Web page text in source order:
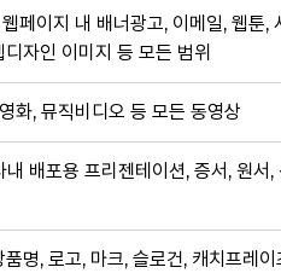
페이지 내 배너광고, 이메일, 웹툰,
자인 이미지 등 모든 범위
화, 뮤직비디오 등 모든 동영상
내 배포용 프리젠테이션, 증서, 원서
명, 로고, 마크, 슬로건, 캐치프레